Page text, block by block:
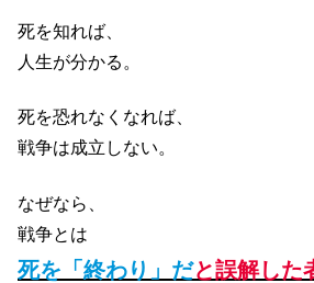
死を知れば、
人生が分かる。
死を恐れなくなれば、
戦争は成立しない。
なぜなら、
戦争とは
死を「終わり」だと誤解した